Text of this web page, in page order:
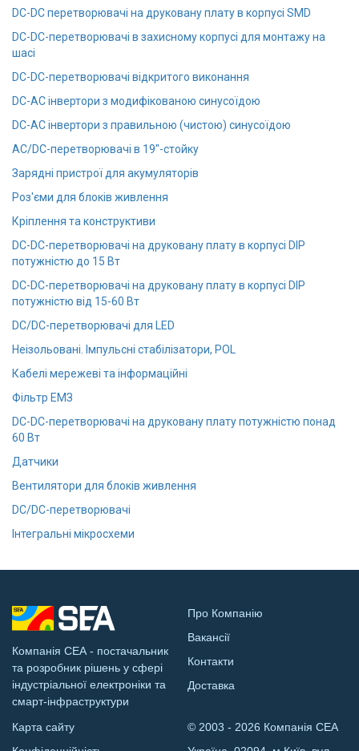
DC-DC перетворювачі на друковану плату в корпусі SMD
DC-DC-перетворювачі в захисному корпусі для монтажу на
шасі
DC-DC-перетворювачі відкритого виконання
DC-AC інвертори з модифікованою синусоїдою
DC-AC інвертори з правильною (чистою) синусоїдою
AC/DC-перетворювачі в 19"-стойку
Зарядні пристрої для акумуляторів
Роз'єми для блоків живлення
Кріплення та конструктиви
DC-DC-перетворювачі на друковану плату в корпусі DIP
потужністю до 15 Вт
DC-DC-перетворювачі на друковану плату в корпусі DIP
потужністю від 15-60 Вт
DC/DC-перетворювачі для LED
Неізольовані. Імпульсні стабілізатори, POL
Кабелі мережеві та інформаційні
Фільтр ЕМЗ
DC-DC-перетворювачі на друковану плату потужністю понад
60 Вт
Датчики
Вентилятори для блоків живлення
DC/DC-перетворювачі
Інтегральні мікросхеми
Компанія СЕА - постачальник
та розробник рішень у сфері
індустріальної електроніки та
смарт-інфраструктури
Про Компанію
Вакансії
Контакти
Доставка
Карта сайту
© 2003 - 2026 Компанія СЕА